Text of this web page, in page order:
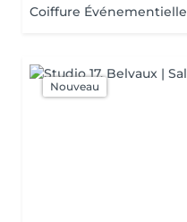
Coiffure Événementielle
Nouveau